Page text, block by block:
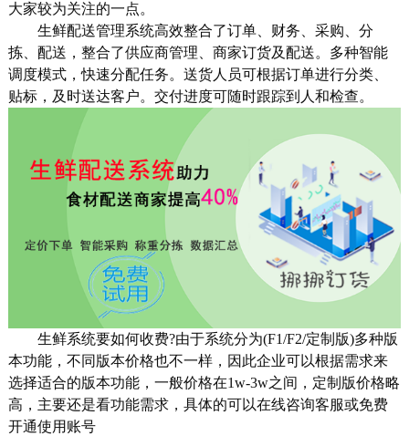
大家较为关注的一点。
生鲜配送管理系统高效整合了订单、财务、采购、分
拣、配送，整合了供应商管理、商家订货及配送。多种智能
调度模式，快速分配任务。送货人员可根据订单进行分类、
贴标，及时送达客户。交付进度可随时跟踪到人和检查。
生鲜系统要如何收费?由于系统分为(F1/F2/定制版)多种版
本功能，不同版本价格也不一样，因此企业可以根据需求来
选择适合的版本功能，一般价格在1w-3w之间，定制版价格略
高，主要还是看功能需求，具体的可以在线咨询客服或免费
开通使用账号